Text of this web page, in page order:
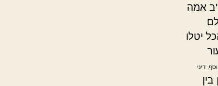
אמה
יטלו
דיני